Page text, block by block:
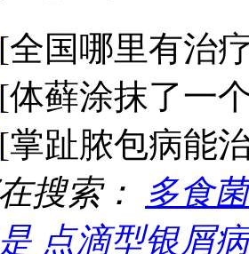
[全国哪里有治
[体藓涂抹了一
[掌趾脓包病能
搜索：
多食
点滴型银屑